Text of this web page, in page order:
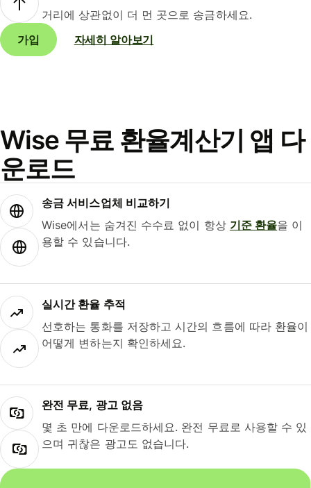
거리에 상관없이 더 먼 곳으로 송금하세요.
가입
자세히 알아보기
Wise 무료 환율계산기 앱 다
운로드
송금 서비스업체 비교하기
Wise에서는 숨겨진 수수료 없이 항상 기준 환율을 이
용할 수 있습니다.
실시간 환율 추적
선호하는 통화를 저장하고 시간의 흐름에 따라 환율이
어떻게 변하는지 확인하세요.
완전 무료, 광고 없음
몇 초 만에 다운로드하세요. 완전 무료로 사용할 수 있
으며 귀찮은 광고도 없습니다.